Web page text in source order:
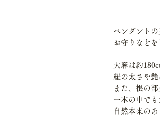
ペンダントの
お守りなど
大麻は約
紐の太さや艶
また、根の
一本の中でも
自然本来の